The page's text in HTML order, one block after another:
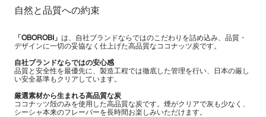
自然と品質への約束
「OBOROBI」 は、自社ブランドならではのこだわりを詰め込み、品質・
デザインに一切の妥協なく仕上げた高品質なココナッツ炭です。
自社ブランドならではの安心感
品質と安全性を最優先に、製造工程では徹底した管理を行い、日本の厳し
い安全基準もクリアしています。
厳選素材から生まれる高品質な炭
ココナッツ殻のみを使用した高品質な炭です。煙がクリアで灰も少なく、
シーシャ本来のフレーバーを長時間お楽しみいただけます。